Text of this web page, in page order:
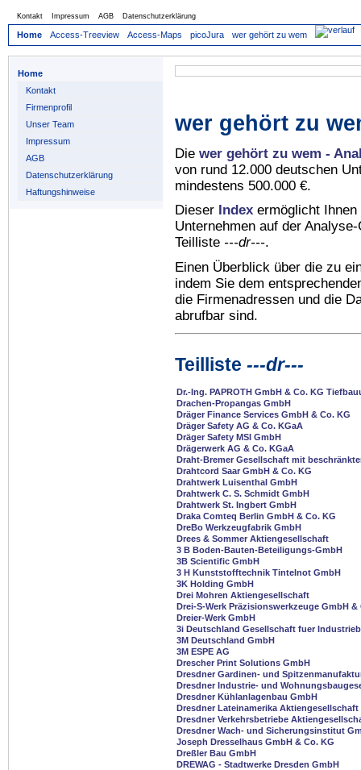
Kontakt Impressum AGB Datenschutzerklärung
Home Access-Treeview Access-Maps picoJura wer gehört zu wem
Home
Kontakt
Firmenprofil
Unser Team
Impressum
AGB
Datenschutzerklärung
Haftungshinweise
wer gehört zu
Die wer gehört zu wem -
von rund 12.000 deutschen
mindestens 500.000 €.
Dieser Index ermöglicht
Unternehmen auf der
Teilliste ---dr---.
Einen Überblick über die zu
indem Sie dem
die Firmenadressen und die
abrufbar sind.
Teilliste ---dr---
Dr.-Ing. PAPROTH GmbH & Co. KG
Drachen-Propangas GmbH
Dräger Finance Services GmbH & Co. KG
Dräger Safety AG & Co. KGaA
Dräger Safety MSI GmbH
Drägerwerk AG & Co. KGaA
Draht-Bremer Gesellschaft mit
Drahtcord Saar GmbH & Co. KG
Drahtwerk Luisenthal GmbH
Drahtwerk C. S. Schmidt GmbH
Drahtwerk St. Ingbert GmbH
Draka Comteq Berlin GmbH & Co. KG
DreBo Werkzeugfabrik GmbH
Drees & Sommer Aktiengesellschaft
3 B Boden-Bauten-Beteiligungs-GmbH
3B Scientific GmbH
3 H Kunststofftechnik Tintelnot GmbH
3K Holding GmbH
Drei Mohren Aktiengesellschaft
Drei-S-Werk Präzisionswerkzeuge GmbH
Dreier-Werk GmbH
3i Deutschland Gesellschaft fuer
3M Deutschland GmbH
3M ESPE AG
Drescher Print Solutions GmbH
Dresdner Gardinen- und
Dresdner Industrie- und
Dresdner Kühlanlagenbau GmbH
Dresdner Lateinamerika Aktiengesellschaft
Dresdner Verkehrsbetriebe
Dresdner Wach- und Sicherungsinstitut
Joseph Dresselhaus GmbH & Co. KG
Dreßler Bau GmbH
DREWAG - Stadtwerke Dresden GmbH